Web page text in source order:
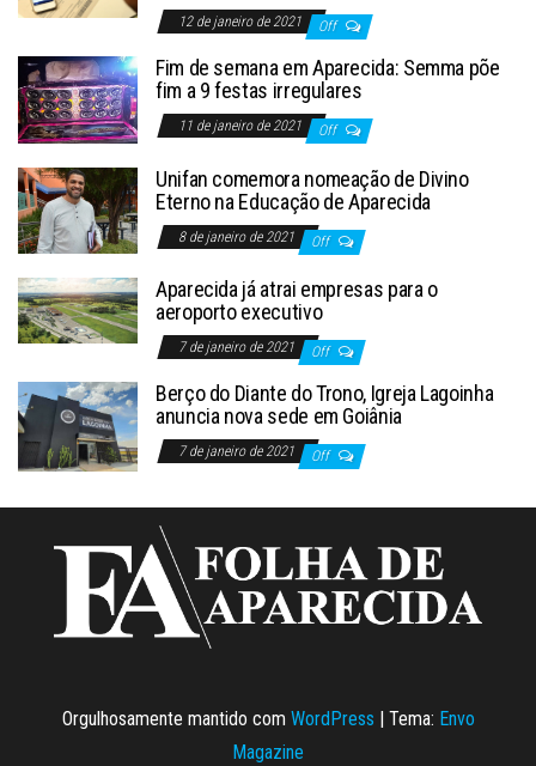
12 de janeiro de 2021 Off
Fim de semana em Aparecida: Semma põe
fim a 9 festas irregulares
11 de janeiro de 2021 Off
Unifan comemora nomeação de Divino
Eterno na Educação de Aparecida
8 de janeiro de 2021 Off
Aparecida já atrai empresas para o
aeroporto executivo
7 de janeiro de 2021 Off
Berço do Diante do Trono, Igreja Lagoinha
anuncia nova sede em Goiânia
7 de janeiro de 2021 Off
Orgulhosamente mantido com WordPress Tema: Envo
Magazine